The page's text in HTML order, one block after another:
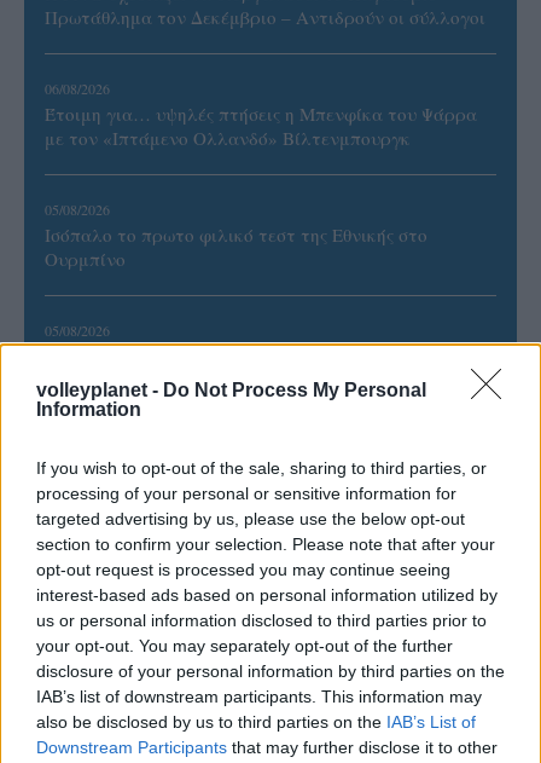
volleyplanet - Do Not Process My Personal
Information
If you wish to opt-out of the sale, sharing to third parties, or
processing of your personal or sensitive information for
targeted advertising by us, please use the below opt-out
section to confirm your selection. Please note that after your
opt-out request is processed you may continue seeing
interest-based ads based on personal information utilized by
us or personal information disclosed to third parties prior to
your opt-out. You may separately opt-out of the further
disclosure of your personal information by third parties on the
IAB’s list of downstream participants. This information may
also be disclosed by us to third parties on the IAB’s List of
Downstream Participants that may further disclose it to other
Πρωτάθλημα τον Δεκέμβριο – Αντιδρούν οι σύλλογοι
06/08/2026
Έτοιμη για… υψηλές πτήσεις η Μπενφίκα του Ψάρρα
με τον «Ιπτάμενο Ολλανδό» Βίλτενμπουργκ
05/08/2026
Ισόπαλο το πρωτο φιλικό τεστ της Εθνικής στο
Ουρμπίνο
05/08/2026
Πανεπιστημίου Πατρών
ΓΝΩΜΕΣ
ΠΕΝΥ ΡΟΝΤΟΓΙΑΝΝΗ
11/03/2026
Από την Περούτζια του 2000
στο σήμερα: Tο τρίτο
ευρωπαϊκό ραντεβού του
Παναθηναϊκού με την